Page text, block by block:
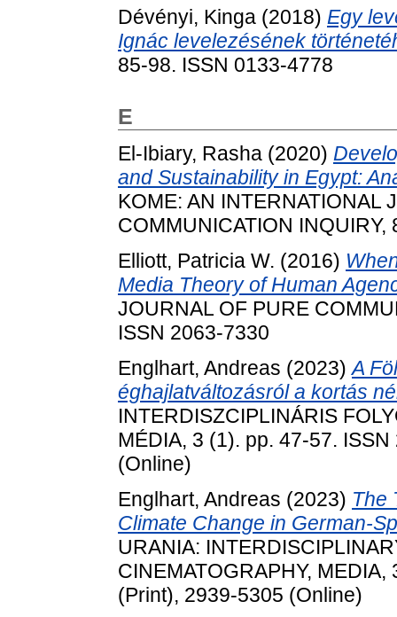
Dévényi, Kinga (2018) Egy
Ignác levelezésének
85-98. ISSN 0133-4778
E
El-Ibiary, Rasha (2020)
and Sustainability in Egypt:
KOME: AN INTERNATIONAL
COMMUNICATION
Elliott, Patricia W. (2016)
Media Theory of Human
JOURNAL OF PURE
ISSN 2063-7330
Englhart, Andreas (2023)A
éghajlatváltozásról a kortás
INTERDISZCIPLINÁRIS
MÉDIA, 3 (1). pp. 47-57.
(Online)
Englhart, Andreas (2023) The
Climate Change in German-
URANIA:
CINEMATOGRAPHY,
(Print), 2939-5305 (Online)